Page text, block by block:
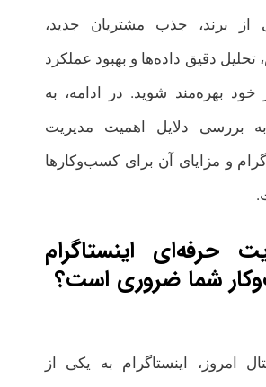
از برند، جذب مشتریان جدید،
دقیق داده‌ها و بهبود عملکرد
بهره‌مند شوید. در ادامه، به
بررسی دلایل اهمیت مدیریت
و مزایای آن برای کسب‌وکارها
حرفه‌ای اینستاگرام
شما ضروری است؟
امروز، اینستاگرام به یکی از